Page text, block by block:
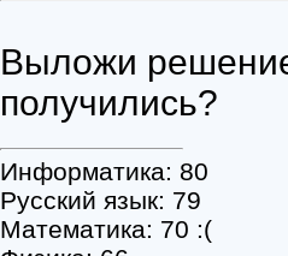
Выложи
получились?
Информатика: 80
Русский язык: 79
Математика: 70 :(